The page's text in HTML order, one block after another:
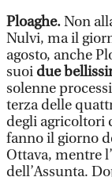
Ploaghe.Non
Nulvi, ma il
agosto, anche
suoi due
solenne
terza delle
degli agricoltori
fanno il giorno
Ottava, mentre
dell’Assunta.